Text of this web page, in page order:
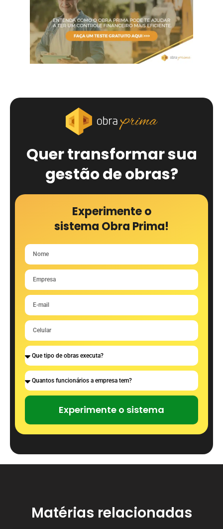
Quer transformar sua
gestão de obras?
Experimente o
sistema Obra Prima!
Experimente o sistema
Matérias relacionadas